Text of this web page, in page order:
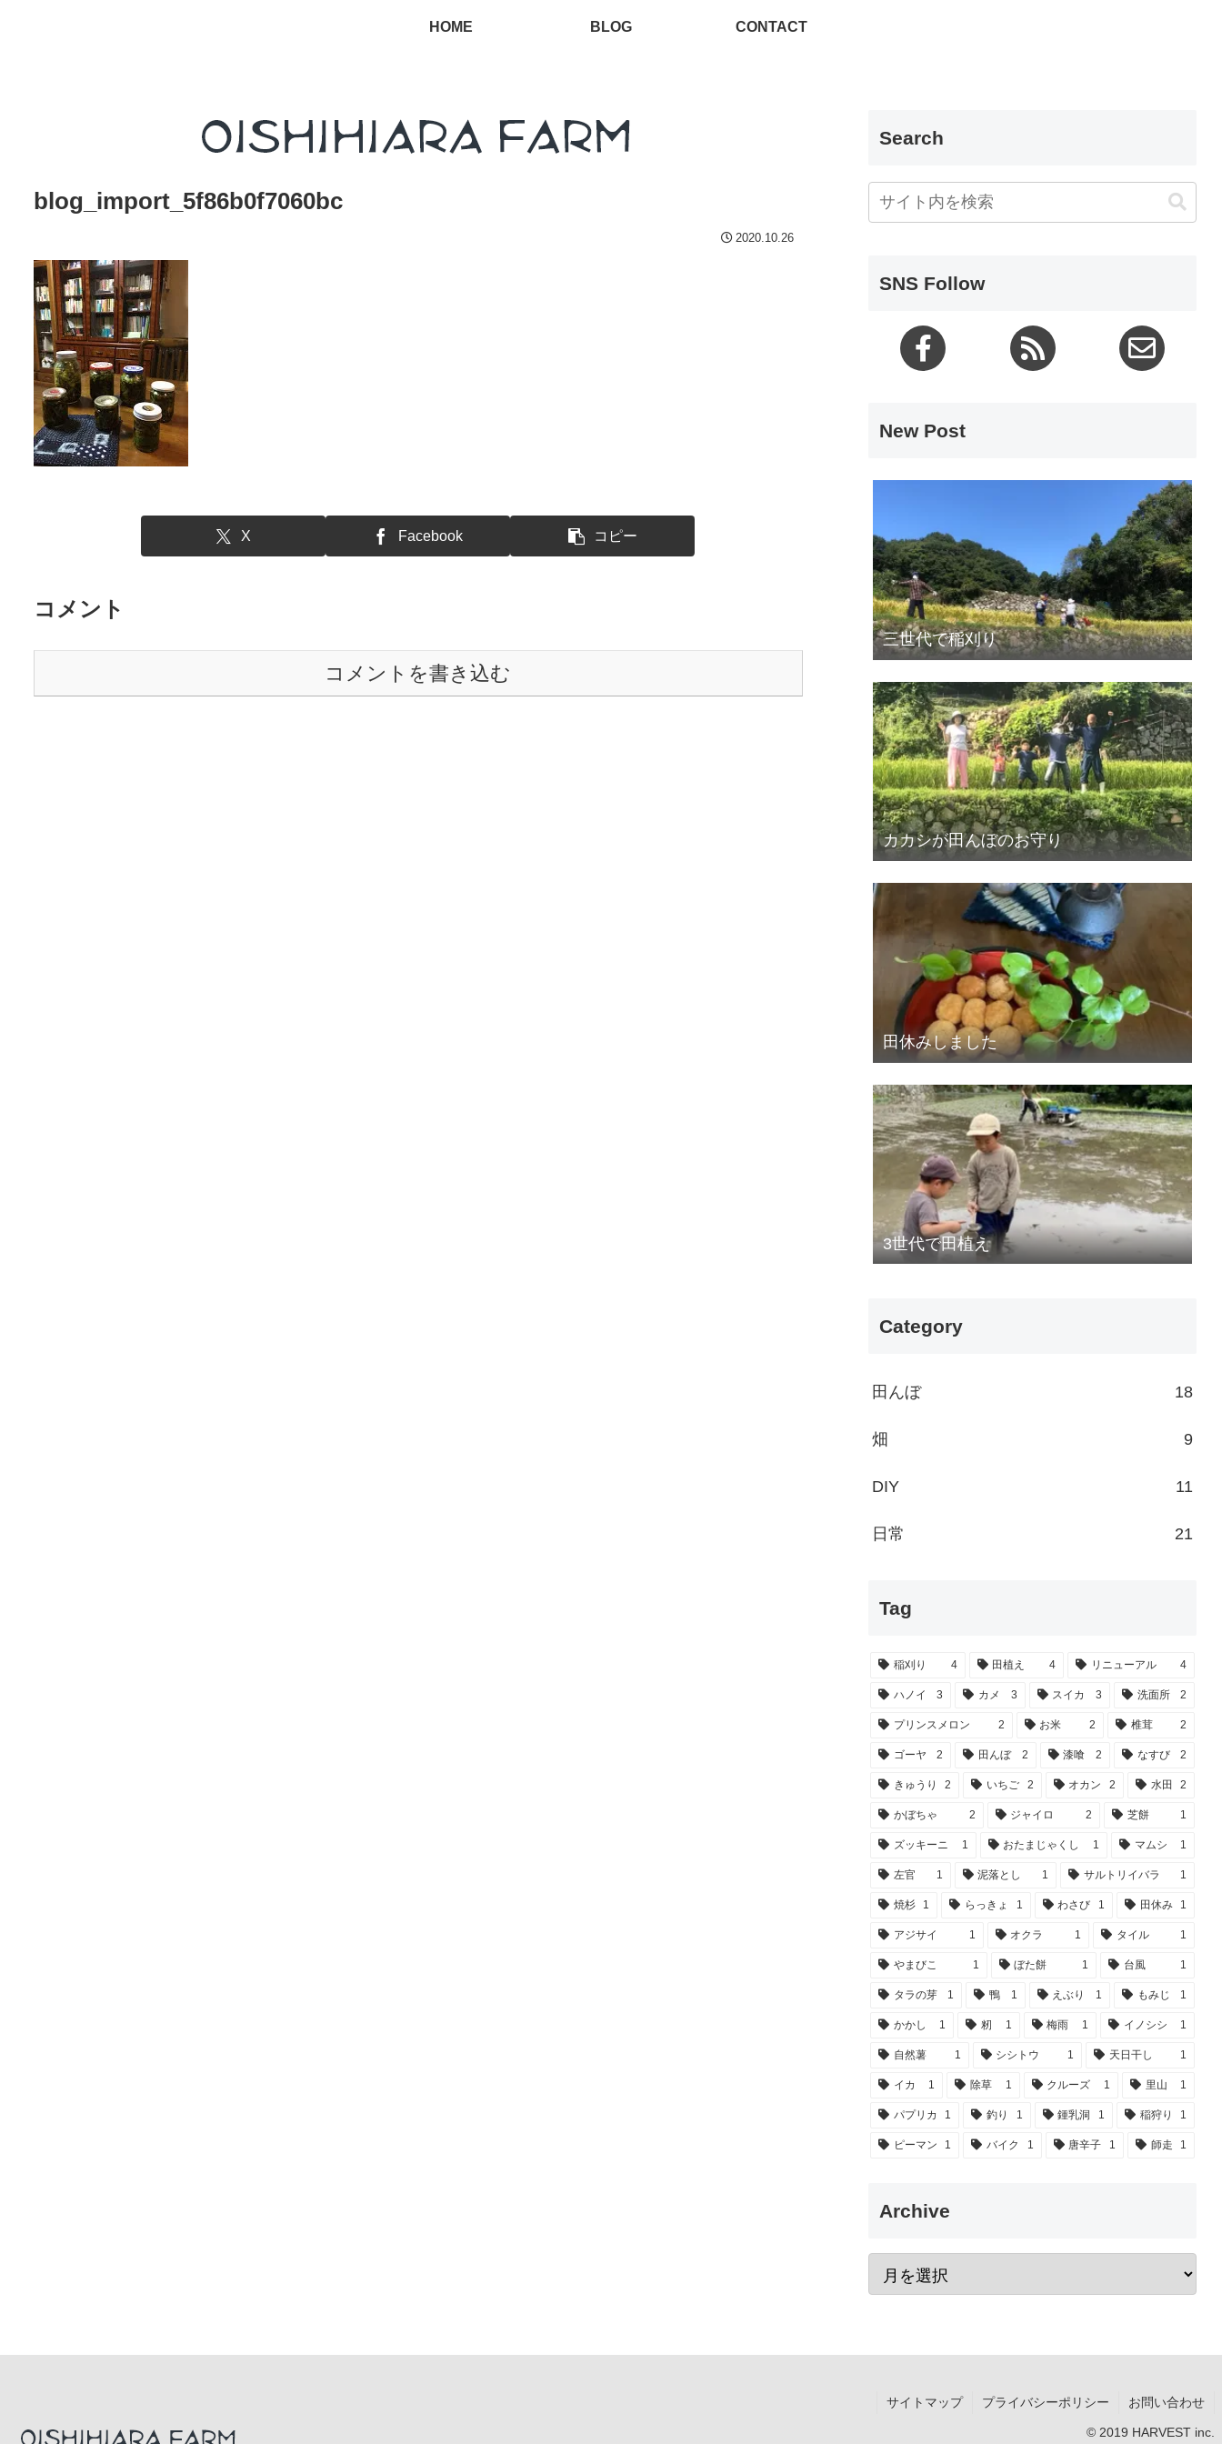
HOME BLOG CONTACT
blog_import_5f86b0f7060bc
2020.10.26
X Facebook コピー
コメント
コメントを書き込む
Search
SNS Follow
New Post
三世代で稲刈り
カカシが田んぼのお守り
田休みしました
3世代で田植え
Category
田んぼ 18
畑 9
DIY 11
日常 21
Tag
稲刈り 4 田植え 4 リニューアル 4
ハノイ 3 カメ 3 スイカ 3 洗面所 2
プリンスメロン 2 お米 2 椎茸 2
ゴーヤ 2 田んぼ 2 漆喰 2 なすび 2
きゅうり 2 いちご 2 オカン 2 水田 2
かぼちゃ 2 ジャイロ 2 芝餅 1
ズッキーニ 1 おたまじゃくし 1 マムシ 1
左官 1 泥落とし 1 サルトリイバラ 1
焼杉 1 らっきょ 1 わさび 1 田休み 1
アジサイ 1 オクラ 1 タイル 1
やまびこ 1 ぼた餅 1 台風 1
タラの芽 1 鴨 1 えぶり 1 もみじ 1
かかし 1 籾 1 梅雨 1 イノシシ 1
自然薯 1 シシトウ 1 天日干し 1
イカ 1 除草 1 クルーズ 1 里山 1
パプリカ 1 釣り 1 鍾乳洞 1 稲狩り 1
ピーマン 1 バイク 1 唐辛子 1 師走 1
Archive
サイトマップ プライバシーポリシー お問い合わせ
© 2019 HARVEST inc.